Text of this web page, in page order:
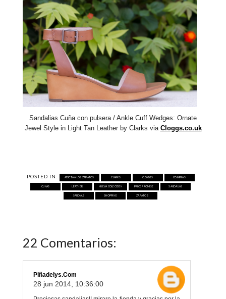
Sandalias Cuña con pulsera / Ankle Cuff Wedges: Ornate
Jewel Style in Light Tan Leather by Clarks via Cloggs.co.uk
POSTED IN: ADICTA A LOS ZAPATOS CLARKS CLOGGS COMPRAS
CUÑAS LEATHER NUEVA COLECCIÓN PRICE PROMISE SANDALIAS
SANDALS SHOPPING ZAPATOS
22 Comentarios:
Piñadelys.com
28 jun 2014, 10:36:00